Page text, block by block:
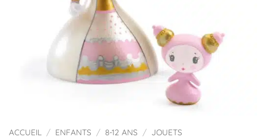
ACCUEIL / ENFANTS / 8-12 ANS / JOUETS